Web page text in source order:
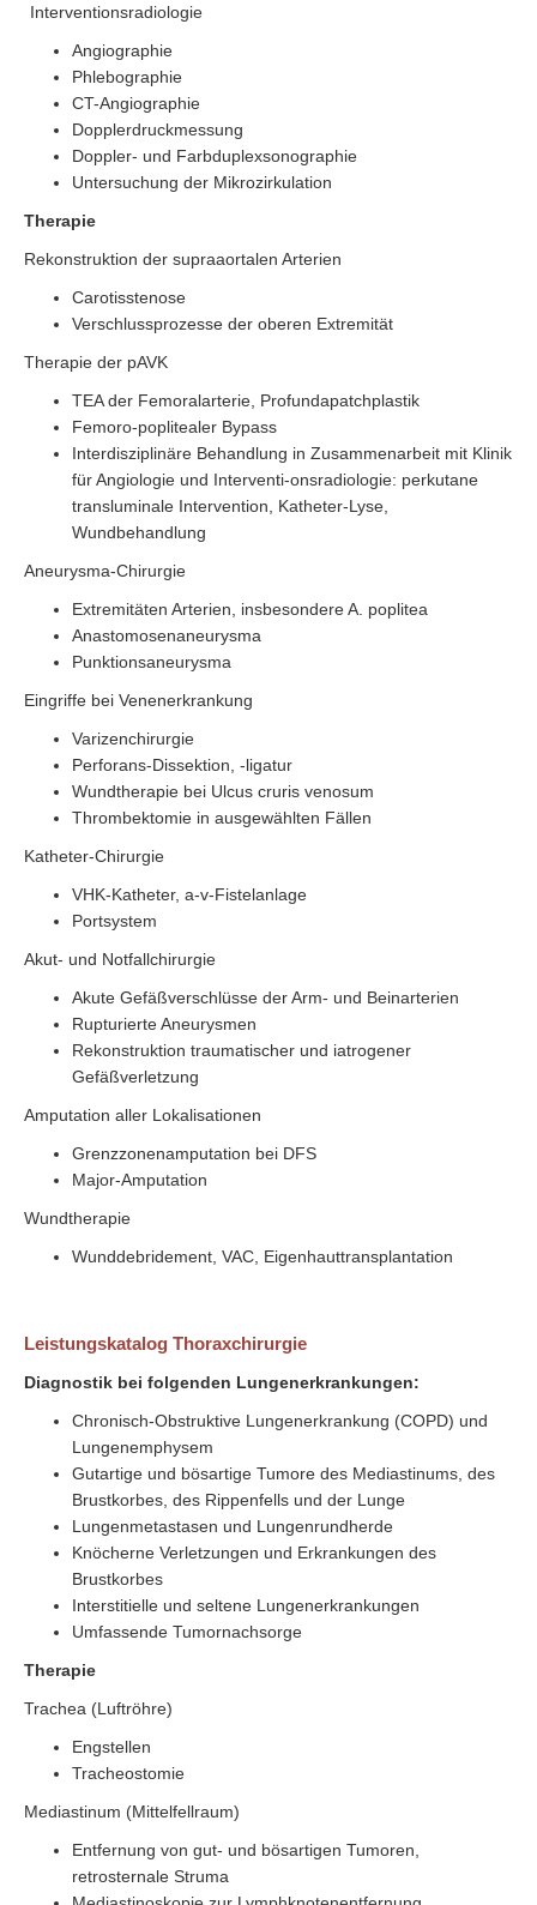
Interventionsradiologie
Angiographie
Phlebographie
CT-Angiographie
Dopplerdruckmessung
Doppler- und Farbduplexsonographie
Untersuchung der Mikrozirkulation
Therapie
Rekonstruktion der supraaortalen Arterien
Carotisstenose
Verschlussprozesse der oberen Extremität
Therapie der pAVK
TEA der Femoralarterie, Profundapatchplastik
Femoro-poplitealer Bypass
Interdisziplinäre Behandlung in Zusammenarbeit mit Klinik
für Angiologie und Interventi-onsradiologie: perkutane
transluminale Intervention, Katheter-Lyse,
Wundbehandlung
Aneurysma-Chirurgie
Extremitäten Arterien, insbesondere A. poplitea
Anastomosenaneurysma
Punktionsaneurysma
Eingriffe bei Venenerkrankung
Varizenchirurgie
Perforans-Dissektion, -ligatur
Wundtherapie bei Ulcus cruris venosum
Thrombektomie in ausgewählten Fällen
Katheter-Chirurgie
VHK-Katheter, a-v-Fistelanlage
Portsystem
Akut- und Notfallchirurgie
Akute Gefäßverschlüsse der Arm- und Beinarterien
Rupturierte Aneurysmen
Rekonstruktion traumatischer und iatrogener
Gefäßverletzung
Amputation aller Lokalisationen
Grenzzonenamputation bei DFS
Major-Amputation
Wundtherapie
Wunddebridement, VAC, Eigenhauttransplantation
Leistungskatalog Thoraxchirurgie
Diagnostik bei folgenden Lungenerkrankungen:
Chronisch-Obstruktive Lungenerkrankung (COPD) und
Lungenemphysem
Gutartige und bösartige Tumore des Mediastinums, des
Brustkorbes, des Rippenfells und der Lunge
Lungenmetastasen und Lungenrundherde
Knöcherne Verletzungen und Erkrankungen des
Brustkorbes
Interstitielle und seltene Lungenerkrankungen
Umfassende Tumornachsorge
Therapie
Trachea (Luftröhre)
Engstellen
Tracheostomie
Mediastinum (Mittelfellraum)
Entfernung von gut- und bösartigen Tumoren,
retrosternale Struma